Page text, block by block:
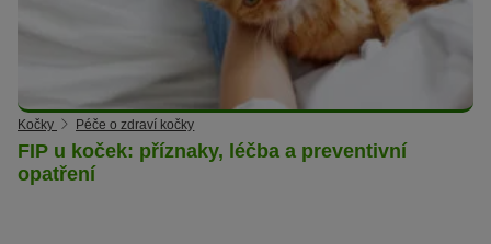
Kočky Péče o zdraví kočky
FIP u koček: příznaky, léčba a preventivní
opatření